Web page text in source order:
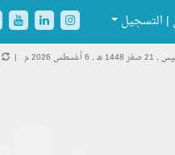
| التسجيل
1448 هـ , 6 أغسطس 2026 م |